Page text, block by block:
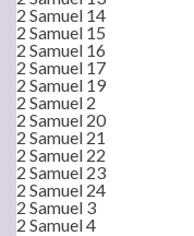
2 Samuel 14
2 Samuel 15
2 Samuel 16
2 Samuel 17
2 Samuel 19
2 Samuel 2
2 Samuel 20
2 Samuel 21
2 Samuel 22
2 Samuel 23
2 Samuel 24
2 Samuel 3
2 Samuel 4